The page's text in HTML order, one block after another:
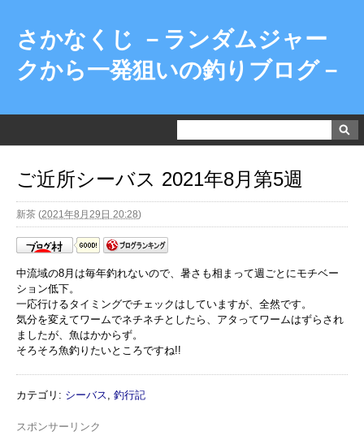
さかなくじ －ランダムジャー
クから一発狙いの釣りブログ－
ご近所シーバス 2021年8月第5週
新茶 (2021年8月29日 20:28)
中流域の8月は毎年釣れないので、暑さも相まって週ごとにモチベー
ション低下。
一応行けるタイミングでチェックはしていますが、全然です。
気分を変えてワームでネチネチとしたら、アタってワームはずらされ
ましたが、魚はかからず。
そろそろ魚釣りたいところですね!!
カテゴリ : シーバス 釣行記
スポンサーリンク